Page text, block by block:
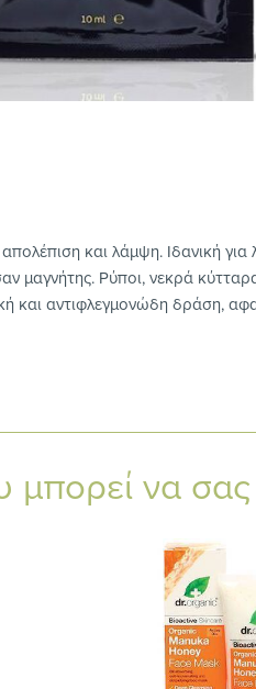
και λάμψη. Ιδανική
μαγνήτης. Ρύποι, νεκρά
και αντιφλεγμονώδη δράση,
μπορεί να